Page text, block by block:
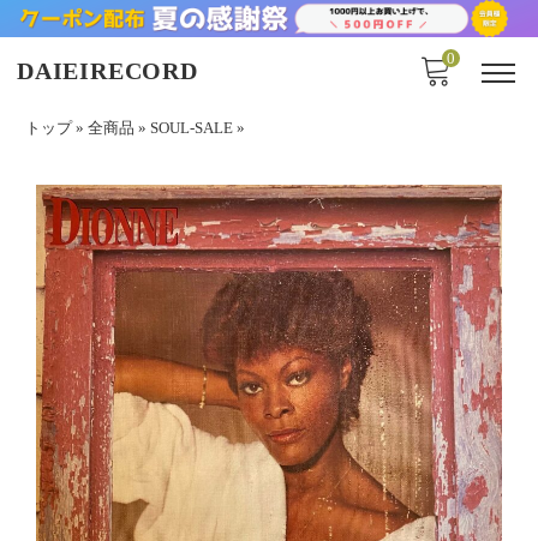
DAIEIRECORD 0
トップ» 全商品 » SOUL-SALE »